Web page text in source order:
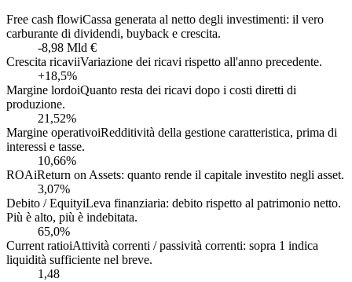
Free cash flowiCassa generata al netto degli investimenti: il vero
carburante di dividendi, buyback e crescita.
-8,98 Mld €
Crescita ricaviiVariazione dei ricavi rispetto all'anno precedente.
+18,5%
Margine lordoiQuanto resta dei ricavi dopo i costi diretti di
produzione.
21,52%
Margine operativoiRedditività della gestione caratteristica, prima di
interessi e tasse.
10,66%
ROAiReturn on Assets: quanto rende il capitale investito negli asset.
3,07%
Debito / EquityiLeva finanziaria: debito rispetto al patrimonio netto.
Più è alto, più è indebitata.
65,0%
Current ratioiAttività correnti / passività correnti: sopra 1 indica
liquidità sufficiente nel breve.
1,48